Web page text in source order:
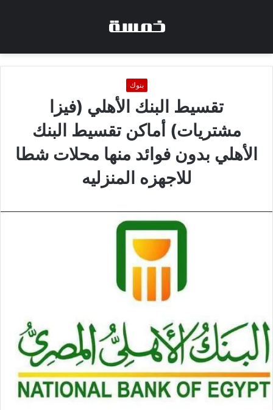
بنوك
تقسيط البنك الأهلي (فيزا
مشتريات) أماكن تقسيط البنك
الأهلي بدون فوائد منها محلات شطا
للاجهزه المنزليه